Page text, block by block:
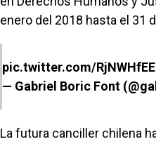
enero del 2018 hasta el 31
pic.twitter.com/
— Gabriel Boric Font
La futura canciller chilena